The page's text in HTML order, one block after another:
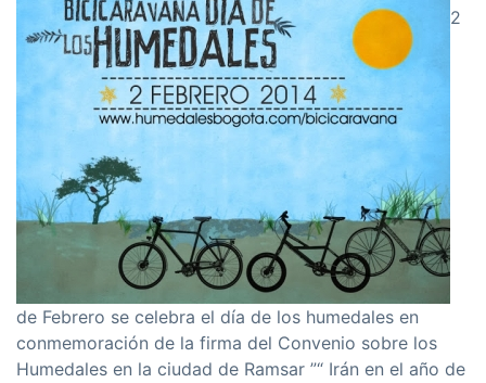
2
de Febrero se celebra el dí­a de los humedales en
conmemoración de la firma del Convenio sobre los
Humedales en la ciudad de Ramsar ”“ Irán en el año de